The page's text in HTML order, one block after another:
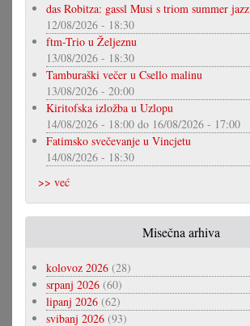
das Robitza: gassl Musi s triom summer jazz
12/08/2026 - 18:30
ftm-Trio u Željeznu
13/08/2026 - 18:30
Tamburaški večer u Csello malinu
13/08/2026 - 20:00
Kiritofska izložba u Uzlopu
14/08/2026 - 18:00 do 16/08/2026 - 17:00
Fatimsko svečevanje u Vincjetu
14/08/2026 - 18:30
>> već
Misečna arhiva
kolovoz 2026 (28)
srpanj 2026 (60)
lipanj 2026 (62)
svibanj 2026 (93)